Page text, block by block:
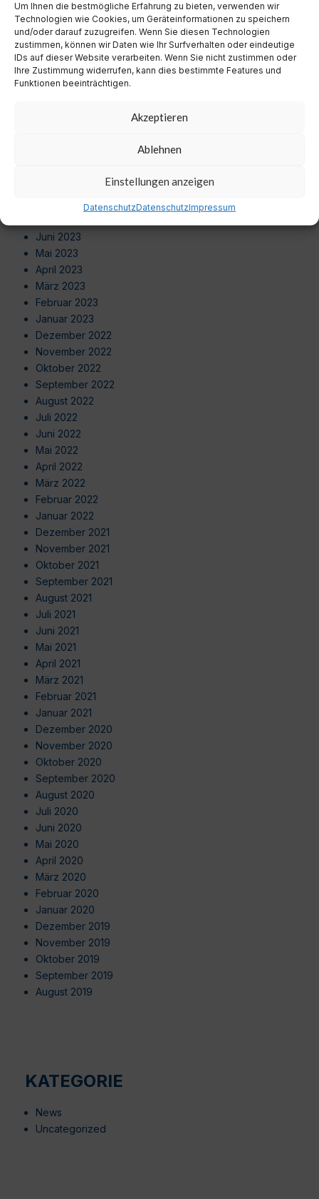
Um Ihnen die bestmögliche Erfahrung zu bieten, verwenden wir
Technologien wie Cookies, um Geräteinformationen zu speichern
und/oder darauf zuzugreifen. Wenn Sie diesen Technologien
zustimmen, können wir Daten wie Ihr Surfverhalten oder eindeutige
IDs auf dieser Website verarbeiten. Wenn Sie nicht zustimmen oder
Ihre Zustimmung widerrufen, kann dies bestimmte Features und
Funktionen beeinträchtigen.
Akzeptieren
Ablehnen
Einstellungen anzeigen
DatenschutzDatenschutzImpressum
August 2024
Juli 2024
Juni 2024
Mai 2024
April 2024
März 2024
September 2023
August 2023
Juni 2023
Mai 2023
April 2023
März 2023
Februar 2023
Januar 2023
Dezember 2022
November 2022
Oktober 2022
September 2022
August 2022
Juli 2022
Juni 2022
Mai 2022
April 2022
März 2022
Februar 2022
Januar 2022
Dezember 2021
November 2021
Oktober 2021
September 2021
August 2021
Juli 2021
Juni 2021
Mai 2021
April 2021
März 2021
Februar 2021
Januar 2021
Dezember 2020
November 2020
Oktober 2020
September 2020
August 2020
Juli 2020
Juni 2020
Mai 2020
April 2020
März 2020
Februar 2020
Januar 2020
Dezember 2019
November 2019
Oktober 2019
September 2019
August 2019
KATEGORIE
News
Uncategorized